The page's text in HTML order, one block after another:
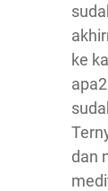
ke
dan